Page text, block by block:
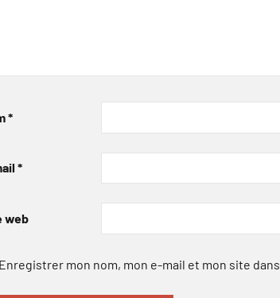
*
*
web
Enregistrer mon nom, mon e-mail et mon site